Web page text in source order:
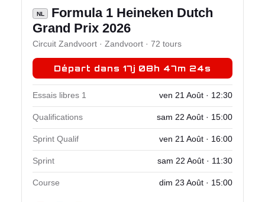
NL
Formula 1 Heineken Dutch
Grand Prix 2026
Circuit Zandvoort · Zandvoort · 72 tours
Départ dans 17j 08h 47m 24s
Essais libres 1 ven 21 Août · 12:30
Qualifications sam 22 Août · 15:00
Sprint Qualif ven 21 Août · 16:00
Sprint sam 22 Août · 11:30
Course dim 23 Août · 15:00